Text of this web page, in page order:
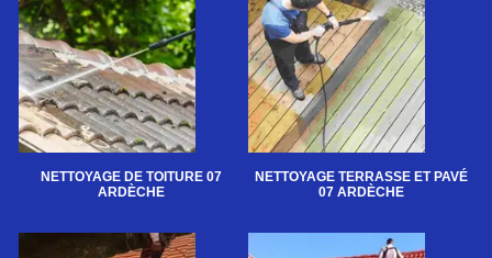
NETTOYAGE DE TOITURE 07
ARDÈCHE
NETTOYAGE TERRASSE ET PAVÉ
07 ARDÈCHE